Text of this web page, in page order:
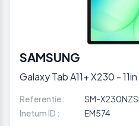
SAMSUNG
Galaxy Tab A11+ X230 -
Referentie :
SM-
Inetum ID :
EM574